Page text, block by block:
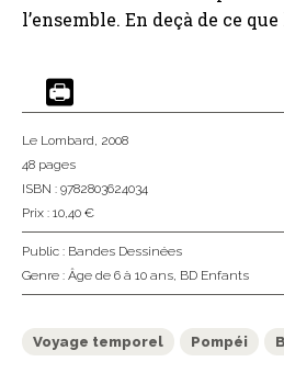
l’ensemble. En deçà de ce
Le Lombard, 2008
48 pages
ISBN : 9782803624034
Prix : 10,40 €
Public : Bandes Dessinées
Genre : Âge de 6 à 10 ans, BD Enfants
Voyage temporel Pompéi